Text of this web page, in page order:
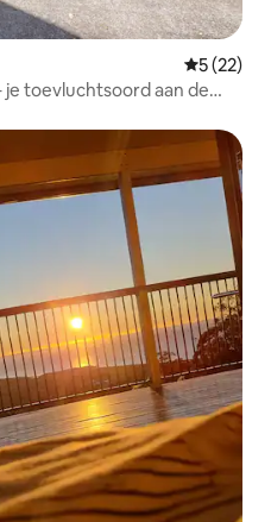
5 (22)
toevluchtsoord aan de